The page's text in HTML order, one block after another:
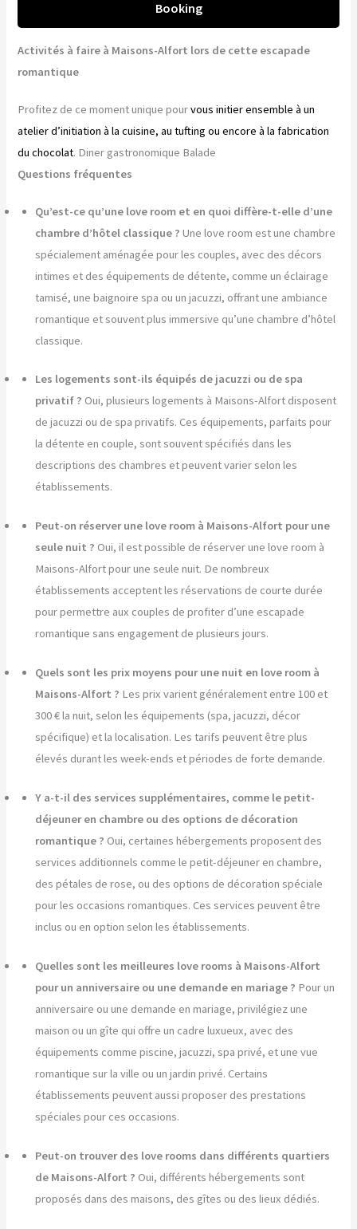
Booking
Activités à faire à Maisons-Alfort lors de cette escapade
romantique
Profitez de ce moment unique pourvous initier ensemble à un
atelier d’initiation à la cuisine, au tufting ou encore à la fabrication
du chocolat. Diner gastronomique Balade
Questions fréquentes
Qu’est-ce qu’une love room et en quoi diffère-t-elle d’une
chambre d’hôtel classique ? Une love room est une chambre
spécialement aménagée pour les couples, avec des décors
intimes et des équipements de détente, comme un éclairage
tamisé, une baignoire spa ou un jacuzzi, offrant une ambiance
romantique et souvent plus immersive qu’une chambre d’hôtel
classique.
Les logements sont-ils équipés de jacuzzi ou de spa
privatif ? Oui, plusieurs logements à Maisons-Alfort disposent
de jacuzzi ou de spa privatifs. Ces équipements, parfaits pour
la détente en couple, sont souvent spécifiés dans les
descriptions des chambres et peuvent varier selon les
établissements.
Peut-on réserver une love room à Maisons-Alfort pour une
seule nuit ? Oui, il est possible de réserver une love room à
Maisons-Alfort pour une seule nuit. De nombreux
établissements acceptent les réservations de courte durée
pour permettre aux couples de profiter d’une escapade
romantique sans engagement de plusieurs jours.
Quels sont les prix moyens pour une nuit en love room à
Maisons-Alfort ? Les prix varient généralement entre 100 et
300 € la nuit, selon les équipements (spa, jacuzzi, décor
spécifique) et la localisation. Les tarifs peuvent être plus
élevés durant les week-ends et périodes de forte demande.
Y a-t-il des services supplémentaires, comme le petit-
déjeuner en chambre ou des options de décoration
romantique ? Oui, certaines hébergements proposent des
services additionnels comme le petit-déjeuner en chambre,
des pétales de rose, ou des options de décoration spéciale
pour les occasions romantiques. Ces services peuvent être
inclus ou en option selon les établissements.
Quelles sont les meilleures love rooms à Maisons-Alfort
pour un anniversaire ou une demande en mariage ? Pour un
anniversaire ou une demande en mariage, privilégiez une
maison ou un gîte qui offre un cadre luxueux, avec des
équipements comme piscine, jacuzzi, spa privé, et une vue
romantique sur la ville ou un jardin privé. Certains
établissements peuvent aussi proposer des prestations
spéciales pour ces occasions.
Peut-on trouver des love rooms dans différents quartiers
de Maisons-Alfort ? Oui, différents hébergements sont
proposés dans des maisons, des gîtes ou des lieux dédiés.